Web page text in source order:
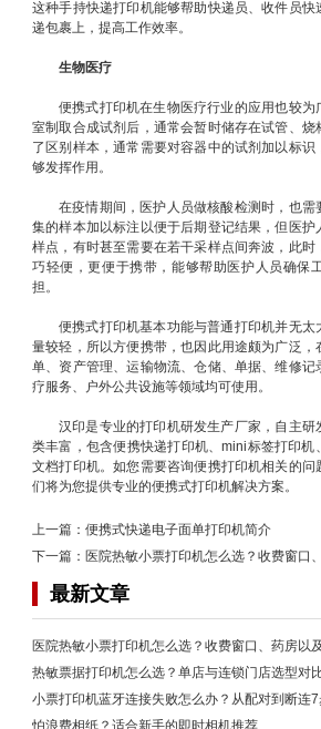
这种手持快递打印机能够帮助快递员、收件员
递包裹上，提高工作效率。
生物医疗
便携式打印机在生物医疗行业的应用也较为
室制取合成试剂后，通常会暂时储存在试管、烧
了区别样本，通常需要对容器中的试剂加以标
够发挥作用。
在疫情期间，医护人员做核酸检测时，也需
集的样本加以标注以便于后期登记结果，但医
样点，有时甚至需要在若干采样点间奔波，此
巧轻便，更便于携带，能够帮助医护人员确保
担。
便携式打印机基本功能与普通打印机并无太
量较轻，所以方便携带，也因此用途颇为广泛，
单、资产管理、运输物流、仓储、单据、维修记
疗服务、户外公共设施等领域均可使用。
汉印是专业的打印机研发生产厂家，自主研
类丰富，包含便携快递打印机、mini标签打印机
文档打印机。如您需要咨询便携打印机相关的
们将为您提供专业的便携式打印机解决方案。
上一篇： 便携式快递电子面单打印机简介
下一篇： 医院热敏小票打印机怎么选？收费窗口
最新文章
医院热敏小票打印机怎么选？收费窗口、药房以
热敏票据打印机怎么选？单店与连锁门店选型对
小票打印机蓝牙连接失败怎么办？从配对到断连7